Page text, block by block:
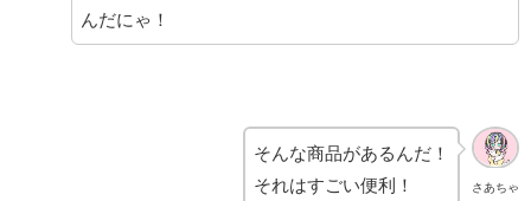
んだにゃ！
さあちゃ
そんな商品があるんだ！
それはすごい便利！